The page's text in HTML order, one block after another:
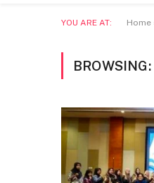
YOU ARE AT: Home
BROWSING: